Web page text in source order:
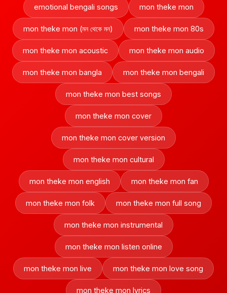
emotional bengali songs mon theke mon
mon theke mon (মন থেকে মন) mon theke mon 80s
mon theke mon acoustic mon theke mon audio
mon theke mon bangla mon theke mon bengali
mon theke mon best songs
mon theke mon cover
mon theke mon cover version
mon theke mon cultural
mon theke mon english mon theke mon fan
mon theke mon folk mon theke mon full song
mon theke mon instrumental
mon theke mon listen online
mon theke mon live mon theke mon love song
mon theke mon lyrics